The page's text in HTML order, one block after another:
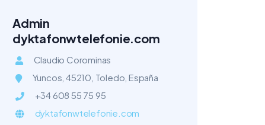
Admin
dyktafonwtelefonie.com
Claudio Corominas
Yuncos, 45210, Toledo, España
+34 608 55 75 95
dyktafonwtelefonie.com